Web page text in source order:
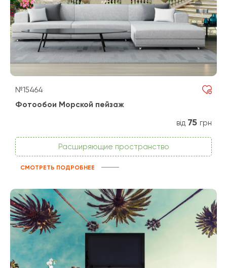
№15464
Фотообои Морской пейзаж
від 75 грн
Расширяющие пространство
СМОТРЕТЬ ПОДРОБНЕЕ